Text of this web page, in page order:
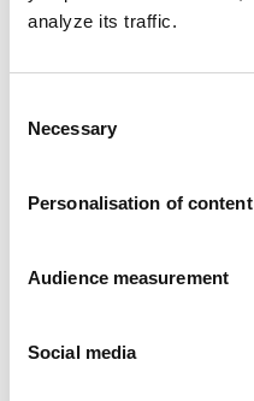
analyze its traffic.
Selection
Necessary
Personalisation of content
Audience measurement
Social media